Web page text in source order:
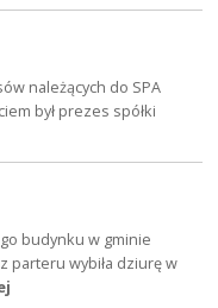
należących do SPA
był prezes spółki
budynku w gminie
parteru wybiła dziurę w